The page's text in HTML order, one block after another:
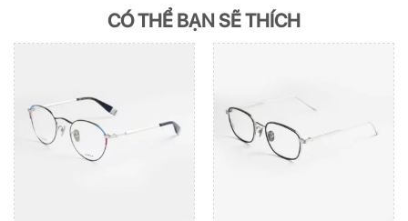
CÓ THỂ BẠN SẼ THÍCH